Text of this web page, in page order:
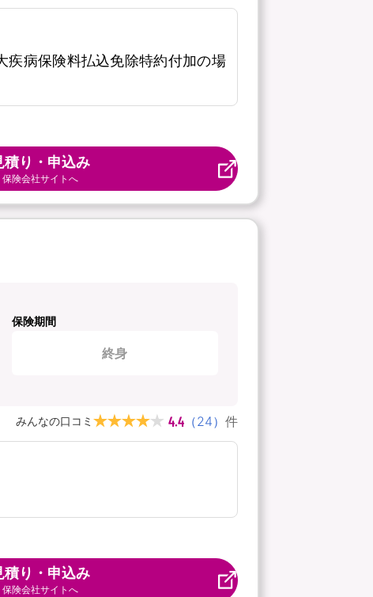
疾病保険料払込免除特約付加の場
積り・申込み
保険会社サイトへ
保険期間
終身
みんなの口コミ 4.4 （24） 件
積り・申込み
保険会社サイトへ